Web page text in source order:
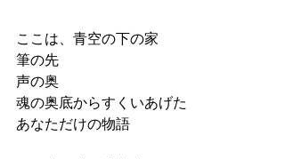
ここは、青空の下の家
筆の先
声の奥
魂の奥底からすくいあげた
あなただけの物語